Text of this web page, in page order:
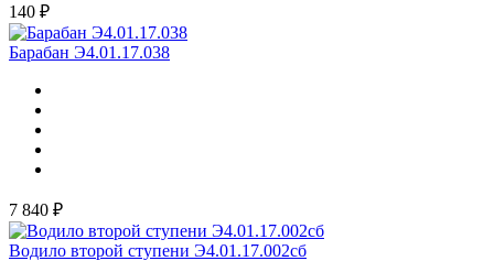
140 ₽
Барабан Э4.01.17.038
7 840 ₽
Водило второй ступени Э4.01.17.002сб